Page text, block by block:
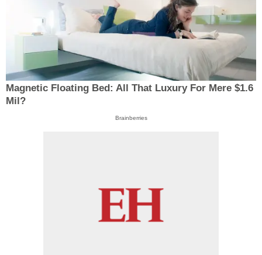
Magnetic Floating Bed: All That Luxury For Mere $1.6
Mil?
Brainberries